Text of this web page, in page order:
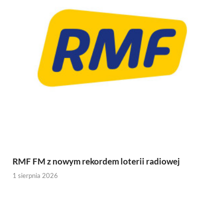
RMF FM z nowym rekordem loterii radiowej
1 sierpnia 2026